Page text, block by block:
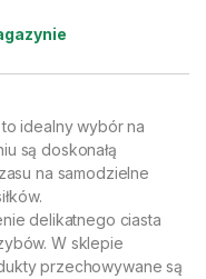
idealny wybór na
są doskonałą
na samodzielne
delikatnego ciasta
W sklepie
przechowywane są